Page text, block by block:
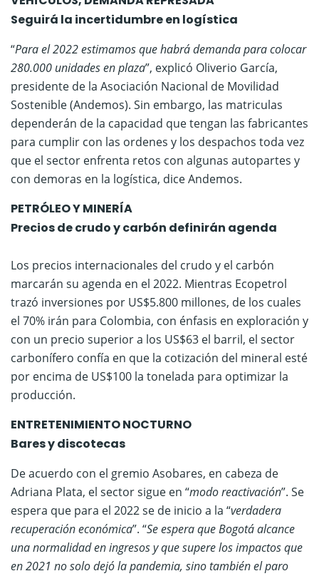
​Seguirá la incertidumbre en logística
“Para el 2022 estimamos que habrá demanda para colocar
280.000 unidades en plaza”, explicó Oliverio García,
presidente de la Asociación Nacional de Movilidad
Sostenible (Andemos). Sin embargo, las matriculas
dependerán de la capacidad que tengan las fabricantes
para cumplir con las ordenes y los despachos toda vez
que el sector enfrenta retos con algunas autopartes y
con demoras en la logística, dice Andemos.
PETRÓLEO Y MINERÍA
​Precios de crudo y carbón definirán agenda
Los precios internacionales del crudo y el carbón
marcarán su agenda en el 2022. Mientras Ecopetrol
trazó inversiones por US$5.800 millones, de los cuales
el 70% irán para Colombia, con énfasis en exploración y
con un precio superior a los US$63 el barril, el sector
carbonífero confía en que la cotización del mineral esté
por encima de US$100 la tonelada para optimizar la
producción.
ENTRETENIMIENTO NOCTURNO
Bares y discotecas
De acuerdo con el gremio Asobares, en cabeza de
Adriana Plata, el sector sigue en “modo reactivación”. Se
espera que para el 2022 se de inicio a la “verdadera
recuperación económica”. “Se espera que Bogotá alcance
una normalidad en ingresos y que supere los impactos que
en 2021 no solo dejó la pandemia, sino también el paro